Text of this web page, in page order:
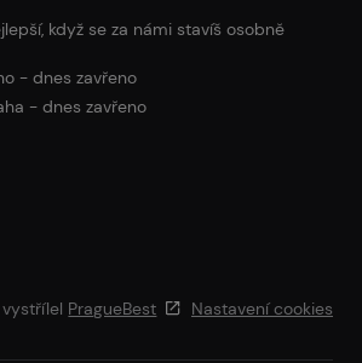
když se za námi stavíš osobně
- dnes zavřeno
- dnes zavřeno
PragueBest Nastavení cookies